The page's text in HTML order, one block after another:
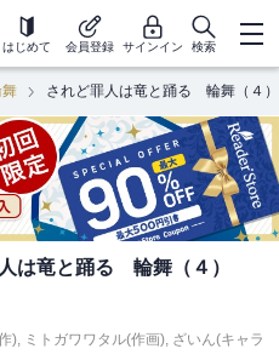
はじめて 会員登録 サインイン 検索
されど罪人は竜と踊る 輪舞（４）
は竜と踊る 輪舞（４）
), ミトガワワタル(作画), ざいん(キャラ